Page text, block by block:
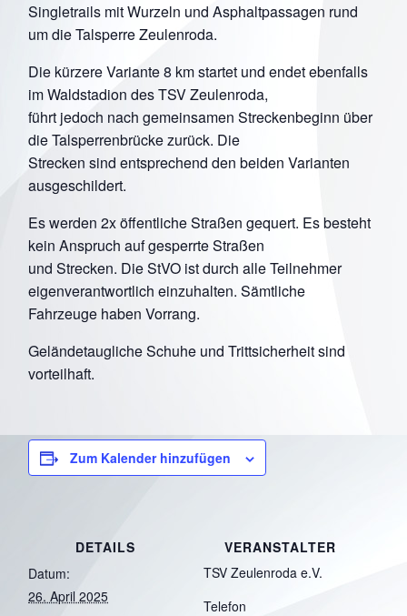
Singletrails mit Wurzeln und Asphaltpassagen rund
um die Talsperre Zeulenroda.
Die kürzere Variante 8 km startet und endet ebenfalls
im Waldstadion des TSV Zeulenroda,
führt jedoch nach gemeinsamen Streckenbeginn über
die Talsperrenbrücke zurück. Die
Strecken sind entsprechend den beiden Varianten
ausgeschildert.
Es werden 2x öffentliche Straßen gequert. Es besteht
kein Anspruch auf gesperrte Straßen
und Strecken. Die StVO ist durch alle Teilnehmer
eigenverantwortlich einzuhalten. Sämtliche
Fahrzeuge haben Vorrang.
Geländetaugliche Schuhe und Trittsicherheit sind
vorteilhaft.
Zum Kalender hinzufügen
DETAILS
Datum:
26. April 2025
VERANSTALTER
TSV Zeulenroda e.V.
Telefon